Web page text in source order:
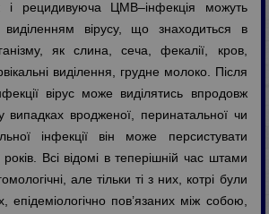
і рецидивуюча ЦМВ–інфекція можуть
виділенням вірусу, що знаходиться в
як слина, сеча, фекалії, кров,
виділення, грудне молоко. Після
вірус може виділятись впродовж
випадках вродженої, перинатальної чи
інфекції він може персистувати
років. Всі відомі в теперішній час штами
але тільки ті з них, котрі були
епідеміологічно пов’язаних між собою,